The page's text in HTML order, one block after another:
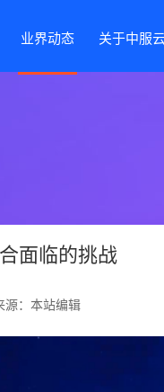
业界动态 关于中服
面临的挑战
：本站编辑